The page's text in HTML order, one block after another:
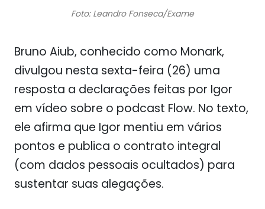
Foto: Leandro Fonseca/Exame
Bruno Aiub, conhecido como Monark,
divulgou nesta sexta-feira (26) uma
resposta a declarações feitas por Igor
em vídeo sobre o podcast Flow. No texto,
ele afirma que Igor mentiu em vários
pontos e publica o contrato integral
(com dados pessoais ocultados) para
sustentar suas alegações.